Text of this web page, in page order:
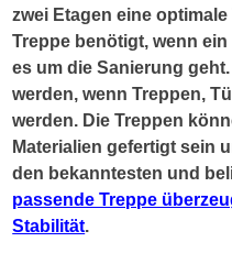
zwei Etagen eine
Treppe benötigt, wenn
es um die Sanierung
werden, wenn Treppen,
werden. Die Treppen
Materialien gefertigt sein
den bekanntesten und
passende Treppe
Stabilität.